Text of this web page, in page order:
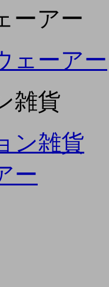
ーアー
ェーアー
雑貨
ン雑貨
ー